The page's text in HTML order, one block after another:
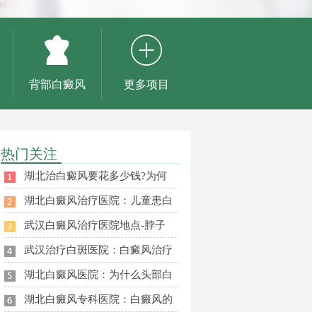
背部白癜风 更多项目
热门关注
湖北治白癜风要花多少钱?为何
湖北白癜风治疗医院：儿童患白
武汉白癜风治疗医院地点-脖子
武汉治疗白斑医院：白癜风治疗
湖北白癜风医院：为什么头部白
湖北白癜风专科医院：白癜风的